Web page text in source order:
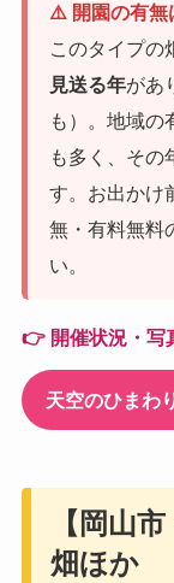
⚠️ 開園の有無
このタイプの
見送る年があ
も）。地域の
も多く、その
す。お出かけ
無・有料無料
い。
👉 開催状況・写
天空のひまわ
【岡山
畑ほか